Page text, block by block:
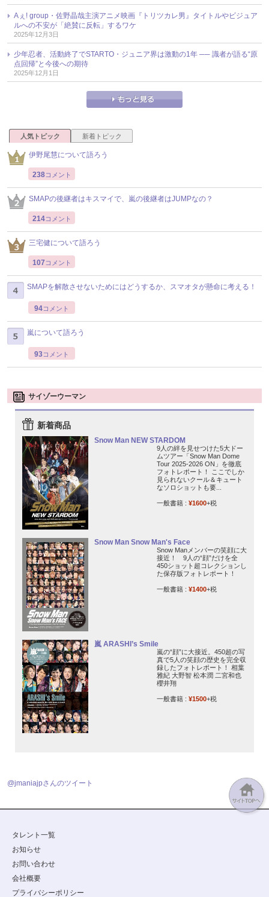
Aぇ! group・佐野晶哉主演アニメ映画『トリツカレ男』タイトルやビジュア
ルへの不安が「絶賛に反転」するワケ
2025年12月3日
少年忍者、活動終了でSTARTO・ジュニア界は激動の1年 ── 識者が語る“原
点回帰”と今後への期待
2025年12月1日
人気トピック 新着トピック
伊野尾慧について語ろう
238コメント
SMAPの後継者はキスマイで、嵐の後継者はJUMPなの？
214コメント
三宅健について語ろう
107 コメント
SMAPを解散させないためにはどうするか、スマオタが懸命に考える！
94コメント
嵐について語ろう
93コメント
サイゾーウーマン
新着商品
Snow Man NEW STARDOM
9人の絆を見せつけた5大ドー
ムツアー「Snow Man Dome
Tour 2025-2026 ON」を徹底
フォトレポート！ ここでしか
見られないクール＆キュート
なソロショットも要...
一般書籍 : ¥1600+税
Snow Man Snow Man's Face
Snow Manメンバーの笑顔に大
接近！ 9人の“顔”だけを全
450ショット超コレクションし
た保存版フォトレポート！
一般書籍 : ¥1400+税
嵐 ARASHI’s Smile
嵐の“顔”に大接近。450超の写
真で5人の笑顔の歴史を完全収
録したフォトレポート！ 相葉
雅紀 大野智 松本潤 二宮和也
櫻井翔
一般書籍 : ¥1500+税
@jmaniajpさんのツイート
タレント一覧
お知らせ
お問い合わせ
会社概要
プライバシーポリシー